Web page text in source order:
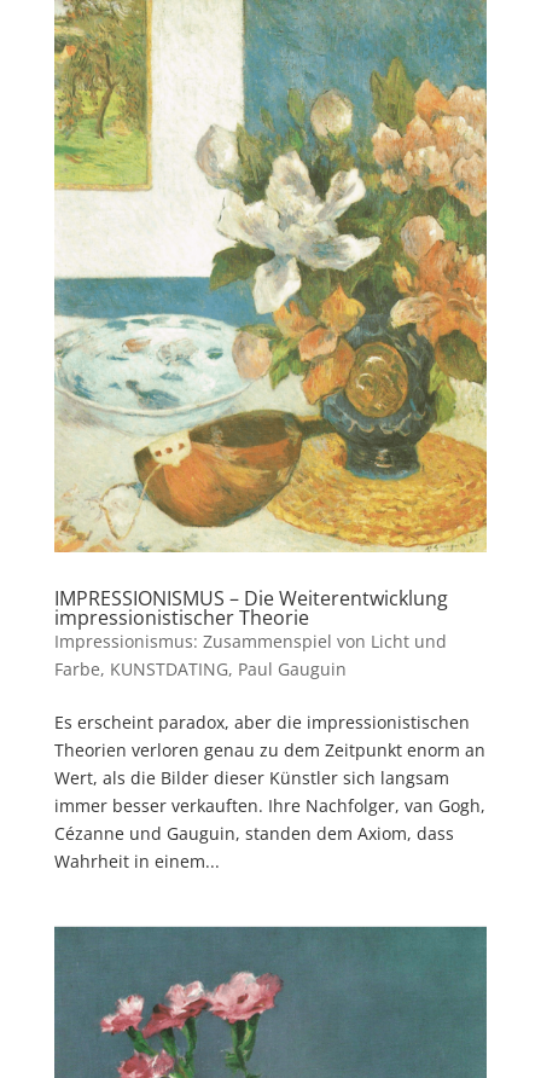
IMPRESSIONISMUS – Die Weiterentwicklung
impressionistischer Theorie
Impressionismus: Zusammenspiel von Licht und
Farbe, KUNSTDATING, Paul Gauguin
Es erscheint paradox, aber die impressionistischen
Theorien verloren genau zu dem Zeitpunkt enorm an
Wert, als die Bilder dieser Künstler sich langsam
immer besser verkauften. Ihre Nachfolger, van Gogh,
Cézanne und Gauguin, standen dem Axiom, dass
Wahrheit in einem...